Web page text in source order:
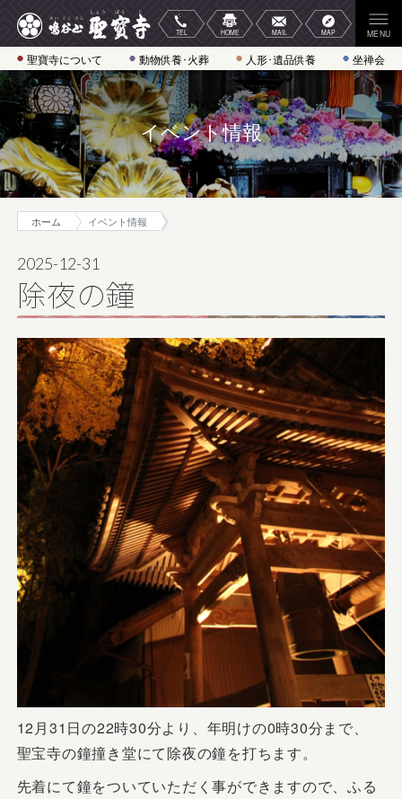
聖寶寺について 動物供養･火葬 人形･遺品供養 坐禅会
イベント情報
ホーム イベント情報
2025-12-31
除夜の鐘
12月31日の22時30分より、年明けの0時30分まで、
聖宝寺の鐘撞き堂にて除夜の鐘を打ちます。
先着にて鐘をついていただく事ができますので、ふる